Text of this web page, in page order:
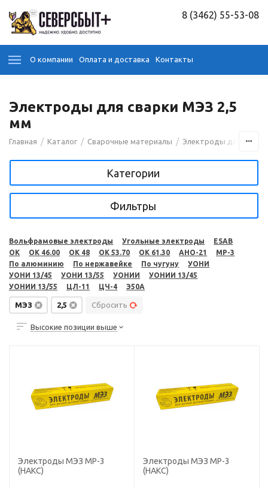
8 (3462) 55-53-08
О компании Оплата и доставка Контакты
Электроды для сварки МЭЗ 2,5
мм
Главная / Каталог / Сварочные материалы / Электроды для сварки
Категории
Фильтры
Вольфрамовые электроды Угольные электроды
ESAB
OK
OK 46.00 OK 48 OK 53.70 OK 61.30 АНО-21
МР-3
По алюминию
По нержавейке По чугуну
УОНИ
УОНИ 13/45
УОНИ 13/55 УОНИИ
УОНИИ 13/45
УОНИИ 13/55
ЦЛ-11 ЦЧ-4 Э50А
МЭЗ 2,5 Сбросить
Высокие позиции выше
Электроды МЭЗ МР-3
(НАКС)
Электроды МЭЗ МР-3
(НАКС)